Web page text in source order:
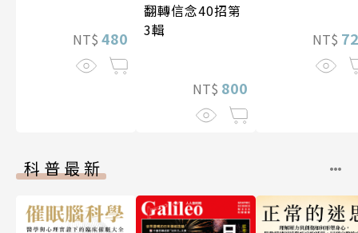
NT$ 480
翻轉信念40招第
3輯
NT$ 800
NT$
科普最新